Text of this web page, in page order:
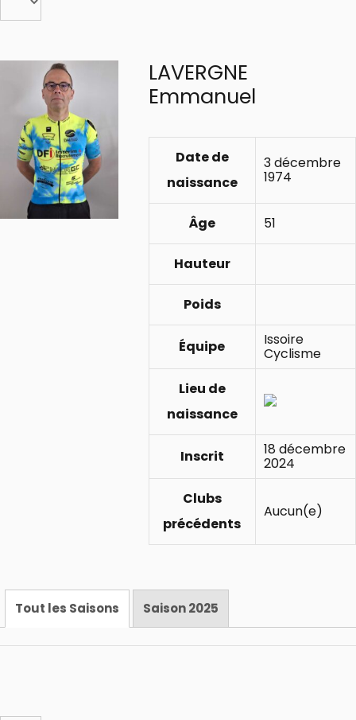
LAVERGNE
Emmanuel
Date de
naissance
3 décembre
1974
Âge 51
Hauteur
Poids
Équipe Issoire
Cyclisme
Lieu de
naissance
Inscrit 18 décembre
2024
Clubs
précédents
Aucun(e)
Tout les Saisons Saison 2025